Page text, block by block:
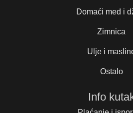
Domaći med i
Zimnica
Ulje i
Ostalo
Info